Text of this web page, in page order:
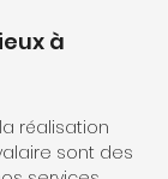
à
réalisation
sont des